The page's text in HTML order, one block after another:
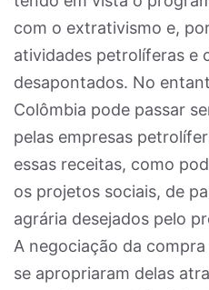
com o extrativismo e,
atividades petrolíferas e
desapontados. No
Colômbia pode passar
pelas empresas
essas receitas, como
os projetos sociais, de
agrária desejados pelo
A negociação da
se apropriaram delas